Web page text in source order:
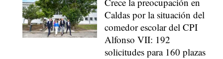
Caldas por la situación del
comedor escolar del CPI
Alfonso VII: 192
solicitudes para 160 plazas